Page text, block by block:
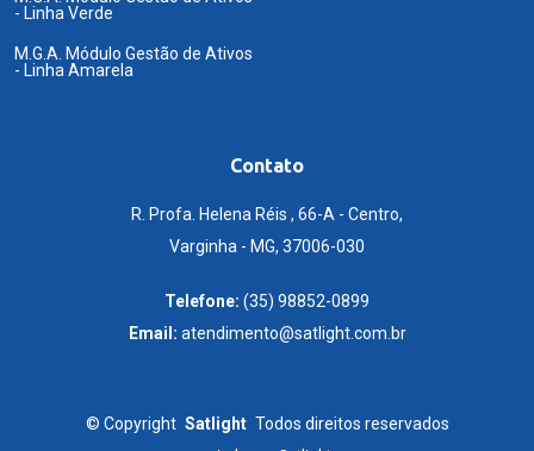
- Linha Verde
M.G.A. Módulo Gestão de Ativos
- Linha Amarela
Contato
R. Profa. Helena Réis , 66-A - Centro,
Varginha - MG, 37006-030
Telefone: (35) 98852-0899
Email: atendimento@satlight.com.br
© Copyright Satlight Todos direitos reservados